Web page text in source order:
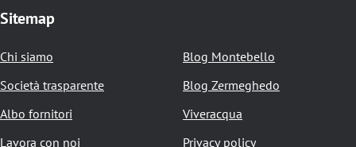
Sitemap
Chi siamo
Società trasparente
Albo fornitori
Lavora con noi
Blog Montebello
Blog Zermeghedo
Viveracqua
Privacy policy